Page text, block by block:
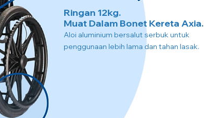
Ringan 12kg.
Muat Dalam Bonet Kereta Axia.
Aloi aluminium bersalut serbuk untuk
penggunaan lebih lama dan tahan lasak.